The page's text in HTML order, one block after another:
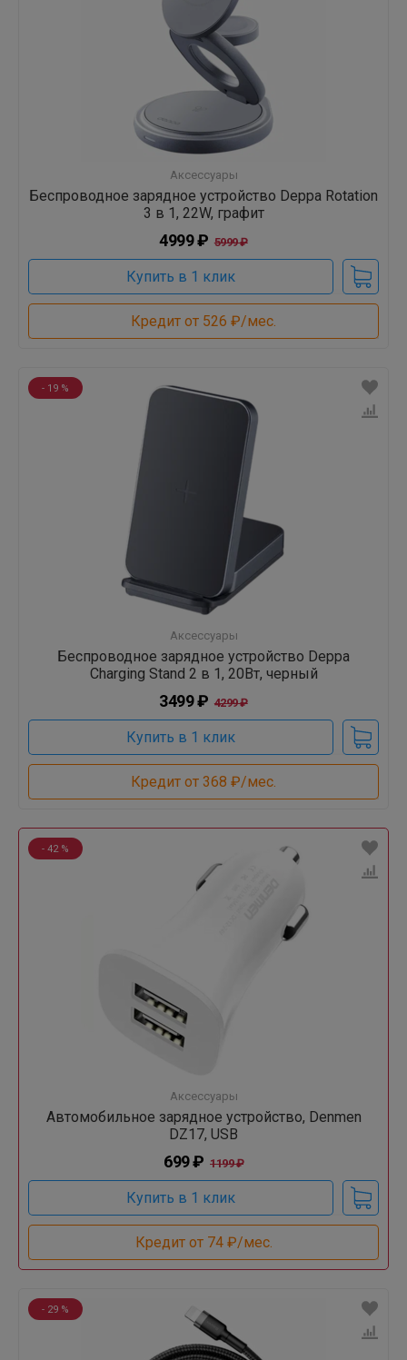
Аксессуары
Беспроводное зарядное устройство Deppa Rotation
3 в 1, 22W, графит
4999 ₽ 5999 ₽
Купить в 1 клик
Кредит от 526 ₽/мес.
- 19 %
Аксессуары
Беспроводное зарядное устройство Deppa
Charging Stand 2 в 1, 20Вт, черный
3499 ₽ 4299 ₽
Купить в 1 клик
Кредит от 368 ₽/мес.
- 42 %
Аксессуары
Автомобильное зарядное устройство, Denmen
DZ17, USB
699 ₽ 1199 ₽
Купить в 1 клик
Кредит от 74 ₽/мес.
- 29 %